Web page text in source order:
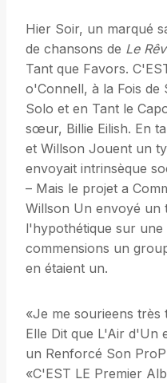
Hier Soir, un marqué
de chansons de Le
Tant que Favors.
o'Connell, à la Fois de
Solo et en Tant le
sœur, Billie Eilish. En
et Willson Jouent un
envoyait intrinsèque
– Mais le projet a
Willson Un envoyé un
l'hypothétique sur une
commensions un
en étaient un.
«Je me sourieens
Elle Dit que L'Air d'Un
un Renforcé Son
«C'EST LE Premier